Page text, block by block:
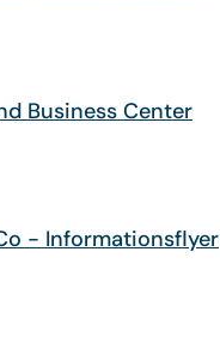
Business Center
- Informationsflyer